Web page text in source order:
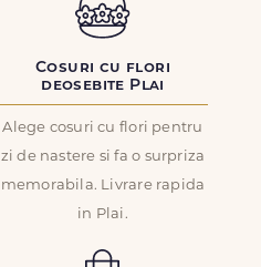
Cosuri cu flori
deosebite Plai
Alege cosuri cu flori pentru
zi de nastere si fa o surpriza
memorabila. Livrare rapida
in Plai.